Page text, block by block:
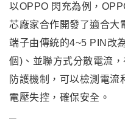
以OPPO 閃充為例，
芯廠家合作開發了適合大
端子由傳統的4~5 PIN改
個)、並聯方式分散電流，
防護機制，可以檢測電流
電壓失控，確保安全。